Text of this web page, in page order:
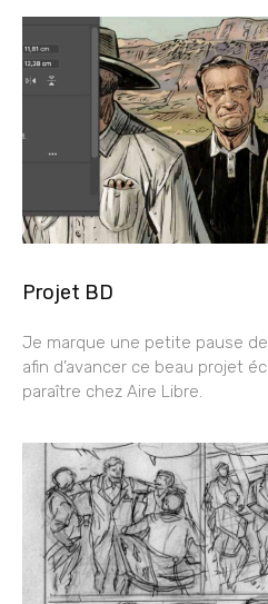
Projet BD
Je marque une petite pause
afin d’avancer ce beau projet
paraître chez Aire Libre.